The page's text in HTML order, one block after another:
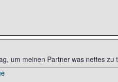
um meinen Partner was nettes zu